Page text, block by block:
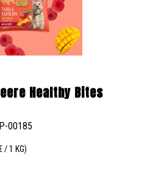
Healthy Bites
00185
/ 1 KG)